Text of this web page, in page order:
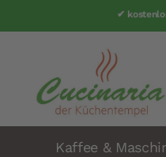
✔
Kaffee &